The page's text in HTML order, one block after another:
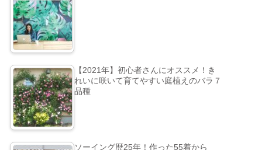
【2021年】初心者さんにオススメ！き
れいに咲いて育てやすい庭植えのバラ７
品種
ソーイング歴25年！作った55着から